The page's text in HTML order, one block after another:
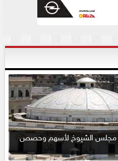
مجلس الشيوخ لأسهم وحصص